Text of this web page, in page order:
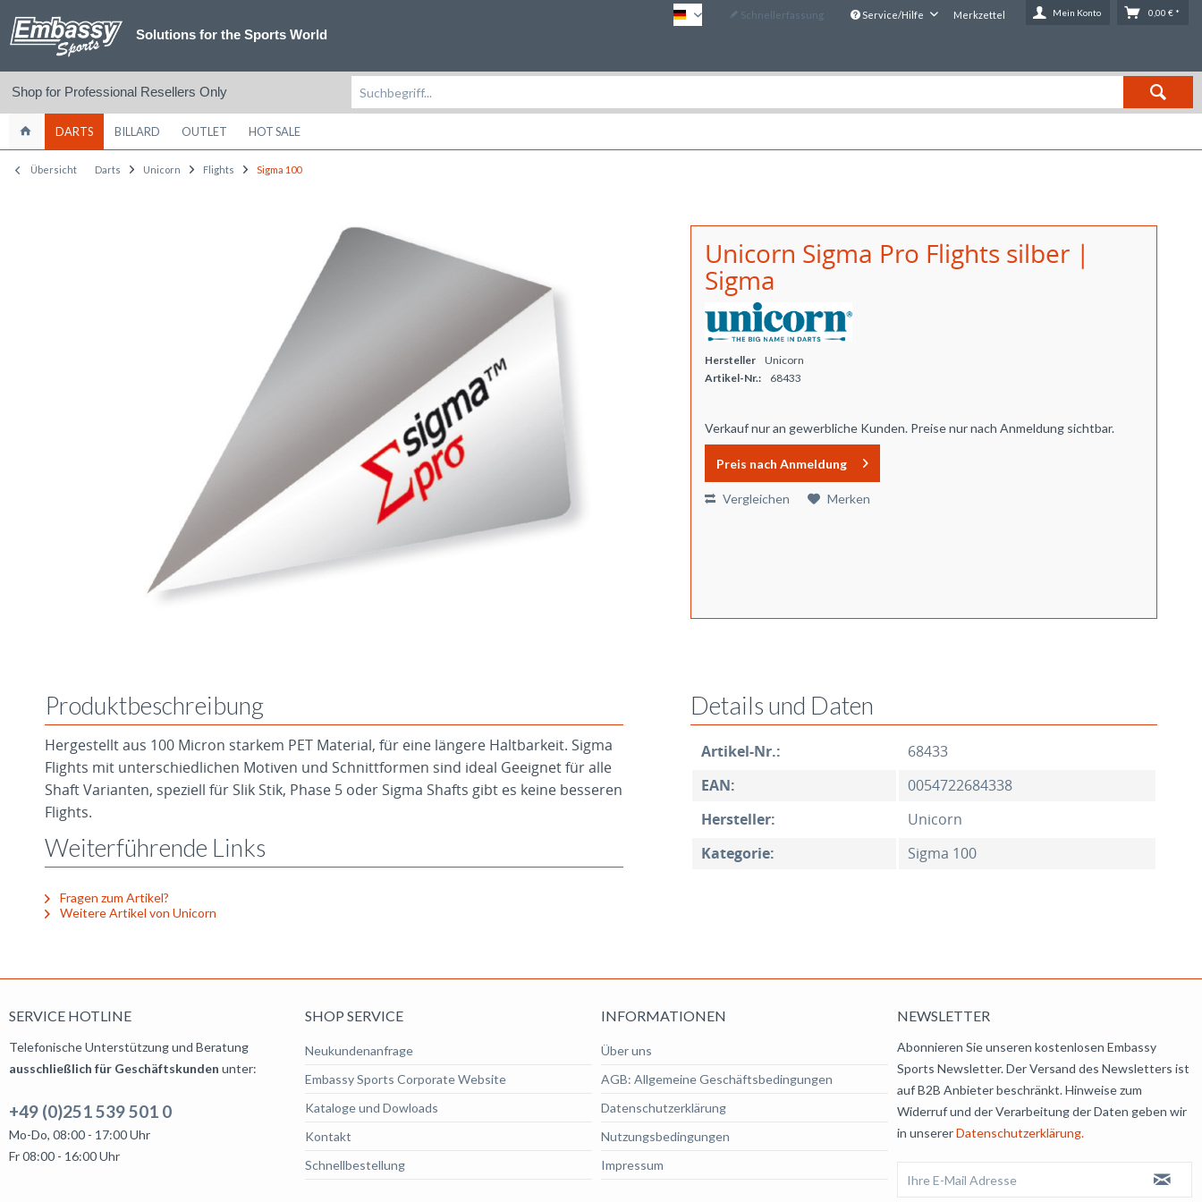
DE Schnellerfassung Service/Hilfe
Solutions for the Sports World
Merkzettel Mein Konto 0,00 € *
Shop for Professional Resellers Only
DARTS BILLARD OUTLET HOT SALE
Übersicht Darts Unicorn Flights Sigma 100
Unicorn Sigma Pro Flights silber |
Sigma
Hersteller
Unicorn
Artikel-Nr.:
68433
Verkauf nur an gewerbliche Kunden. Preise nur nach Anmeldung sichtbar.
Preis nach Anmeldung
Vergleichen Merken
Produktbeschreibung
Hergestellt aus 100 Micron starkem PET Material, für eine längere Haltbarkeit. Sigma
Flights mit unterschiedlichen Motiven und Schnittformen sind ideal Geeignet für alle
Shaft Varianten, speziell für Slik Stik, Phase 5 oder Sigma Shafts gibt es keine besseren
Flights.
Weiterführende Links
Fragen zum Artikel?
Weitere Artikel von Unicorn
Details und Daten
Artikel-Nr.:
68433
EAN:
0054722684338
Hersteller:
Unicorn
Kategorie:
Sigma 100
SERVICE HOTLINE
Telefonische Unterstützung und Beratung
ausschließlich für Geschäftskunden unter:
+49 (0)251 539 501 0
Mo-Do, 08:00 - 17:00 Uhr
Fr 08:00 - 16:00 Uhr
SHOP SERVICE
Neukundenanfrage
Embassy Sports Corporate Website
Kataloge und Dowloads
Kontakt
Schnellbestellung
INFORMATIONEN
Über uns
AGB: Allgemeine Geschäftsbedingungen
Datenschutzerklärung
Nutzungsbedingungen
Impressum
NEWSLETTER
Abonnieren Sie unseren kostenlosen Embassy
Sports Newsletter. Der Versand des Newsletters ist
auf B2B Anbieter beschränkt. Hinweise zum
Widerruf und der Verarbeitung der Daten geben wir
in unsererDatenschutzerklärung.